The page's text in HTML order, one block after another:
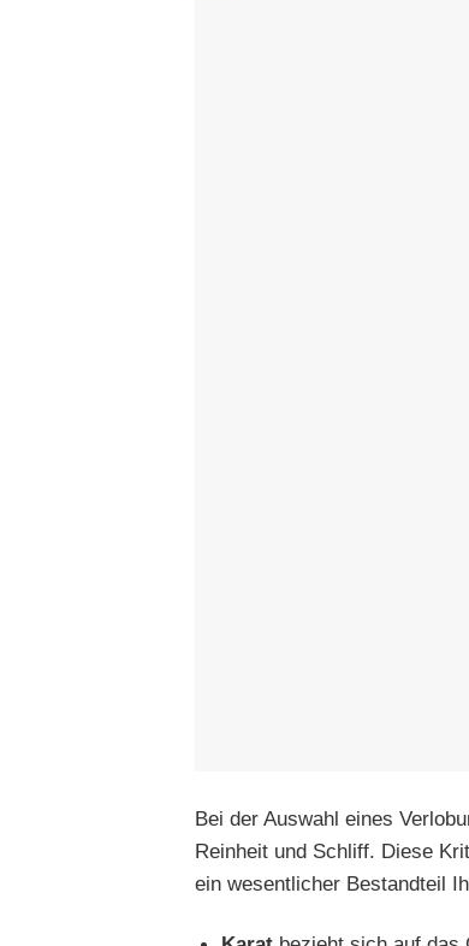
Bei der Auswahl eines
Reinheit und Schliff. Diese
ein wesentlicher Bestandteil